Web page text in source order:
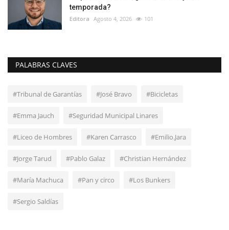
temporada?
Editora Agosto 4, 2026 101
PALABRAS CLAVES
#Tribunal de Garantías #José Bravo #Bicicletas
#Emma Jauch #Seguridad Municipal Linares
#Liceo de Hombres #Karen Carrasco #Emilio.Jara
#Jorge Tarud #Pablo Galaz #Christian Hernández
#María Machuca #Pan y circo #Los Bunkers
#Sergio Saldías